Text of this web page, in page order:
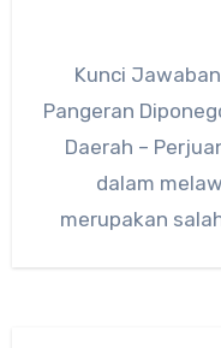
Kunci
Pangeran
Daerah –
dalam
merupakan